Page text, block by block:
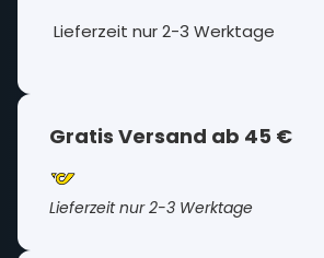
Lieferzeit nur 2-3 Werktage
Gratis Versand ab 45 €
Lieferzeit nur 2-3 Werktage